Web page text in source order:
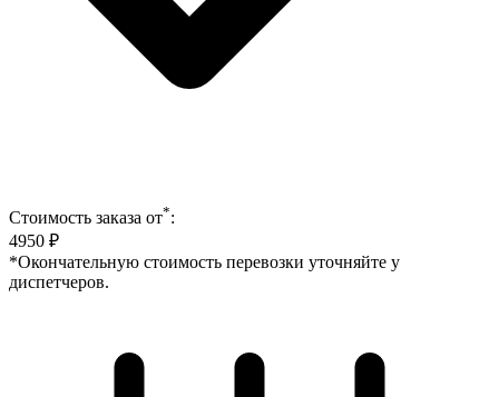
Стоимость заказа от*:
4950 ₽
*Окончательную стоимость перевозки уточняйте у
диспетчеров.